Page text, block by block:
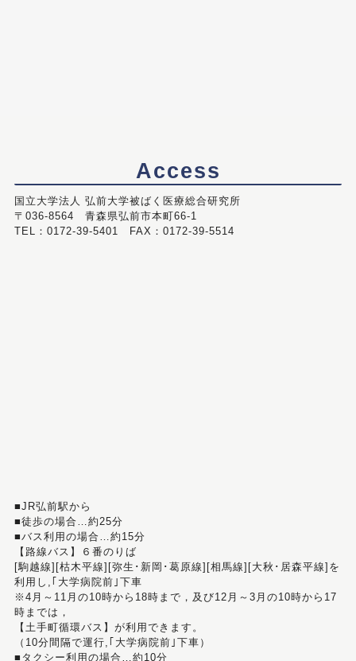
Access
国立大学法人 弘前大学被ばく医療総合研究所
〒036-8564 青森県弘前市本町66-1
TEL：0172-39-5401 FAX：0172-39-5514
■JR弘前駅から
■徒歩の場合…約25分
■バス利用の場合…約15分
【路線バス】６番のりば
[駒越線][枯木平線][弥生･新岡･葛原線][相馬線][大秋･居森平線]を
利用し,｢大学病院前｣下車
※4月～11月の10時から18時まで，及び12月～3月の10時から17
時までは，
【土手町循環バス】が利用できます。
（10分間隔で運行,｢大学病院前｣下車）
■タクシー利用の場合…約10分